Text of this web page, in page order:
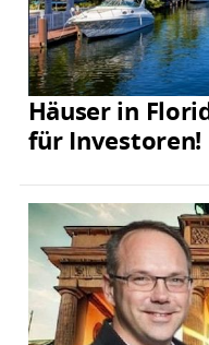
Häuser in
für Investoren!